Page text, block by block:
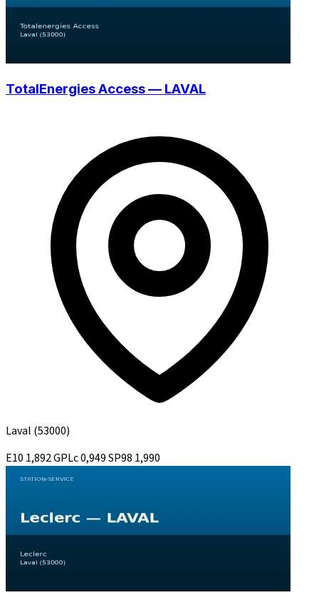
TotalEnergies Access — LAVAL
Laval (53000)
E10 1,892GPLc0,949SP98 1,990